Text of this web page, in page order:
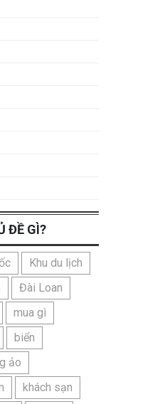
ĐỀ GÌ?
Khu du lịch
Đài Loan
mua gì
biển
ảo
khách sạn